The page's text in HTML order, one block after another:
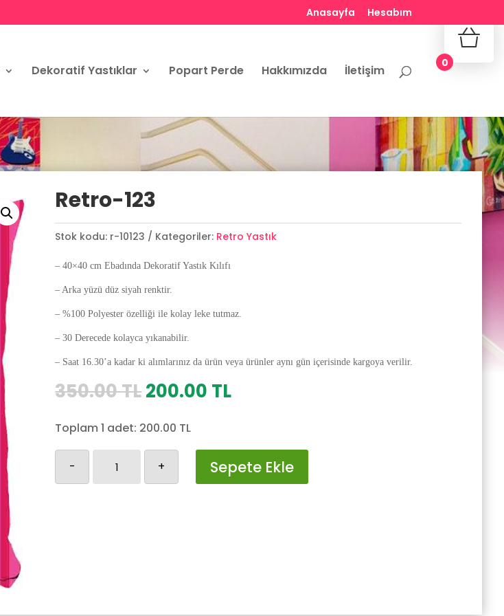
Anasayfa Hesabım
Dekoratif Yastıklar Popart Perde Hakkımızda İletişim
Retro-123
Stok kodu: r-10123 Kategoriler: Retro Yastık
– 40×40 cm Ebadında Dekoratif Yastık Kılıfı
– Arka yüzü düz siyah renktir.
– %100 Polyester özelliği ile kolay leke tutmaz.
– 30 Derecede kolayca yıkanabilir.
– Saat 16.30’a kadar ki alımlarınız da ürün veya ürünler aynı gün içerisinde kargoya verilir.
350.00TLOrijinal
350.00 TL.
200.00 TLŞu
200.00 TL.
Toplam 1 adet: 200.00 TL
- + Sepete Ekle
0